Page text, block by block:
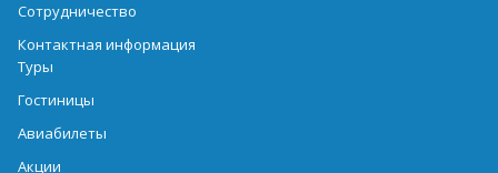
Сотрудничество
Контактная информация
Туры
Гостиницы
Авиабилеты
Акции